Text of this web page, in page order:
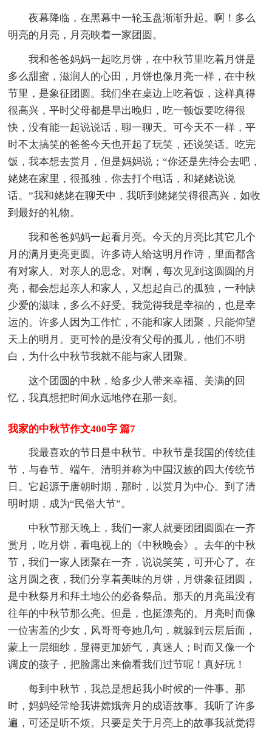
夜幕降临，在黑幕中一轮玉盘渐渐升起。啊！多么
明亮的月亮，月亮映着一家团圆。
我和爸爸妈妈一起吃月饼，在中秋节里吃着月饼是
多么甜蜜，滋润人的心田，月饼也像月亮一样，在中秋
节里，是象征团圆。我们坐在桌边上吃着饭，这样真得
很高兴，平时父母都是早出晚归，吃一顿饭要吃得很
快，没有能一起说说话，聊一聊天。可今天不一样，平
时不太搞笑的爸爸今天也开起了玩笑，还说笑话。吃完
饭，我本想去赏月，但是妈妈说；“你还是先待会去吧，
姥姥在家里，很孤独，你去打个电话，和姥姥说说
话。”我和姥姥在聊天中，我听到姥姥笑得很高兴，如收
到最好的礼物。
我和爸爸妈妈一起看月亮。今天的月亮比其它几个
月的满月更亮更圆。许多诗人给这明月作诗，里面都含
有对家人、对亲人的思念。对啊，每次见到这圆圆的月
亮，都会想起亲人和家人，又想起自己的孤独，一种缺
少爱的滋味，多么不好受。我觉得我是幸福的，也是幸
运的。许多人因为工作忙，不能和家人团聚，只能仰望
天上的明月。更可怜的是没有父母的孤儿，他们不明
白，为什么中秋节我就不能与家人团聚。
这个团圆的中秋，给多少人带来幸福、美满的回
忆，我真想把时间永远地停在那一刻。
我家的中秋节作文400字 篇7
我最喜欢的节日是中秋节。中秋节是我国的传统佳
节，与春节、端午、清明并称为中国汉族的四大传统节
日。它起源于唐朝时期，那时，以赏月为中心。到了清
明时期，成为“民俗大节”。
中秋节那天晚上，我们一家人就要团团圆圆在一齐
赏月，吃月饼，看电视上的《中秋晚会》。去年的中秋
节，我们一家人团聚在一齐，说说笑笑，可开心了。在
这月圆之夜，我们分享着美味的月饼，月饼象征团圆，
是中秋祭月和拜土地公的必备祭品。那天的月亮虽没有
往年的中秋节那么亮。但是，也挺漂亮的。月亮时而像
一位害羞的少女，风哥哥夸她几句，就躲到云层后面，
蒙上一层细纱，显得更加娇气，真迷人；时而又像一个
调皮的孩子，把脸露出来偷看我们过节呢！真好玩！
每到中秋节，我总是想起我小时候的一件事。那
时，妈妈经常给我讲嫦娥奔月的成语故事。我听了许多
遍，可还是听不烦。只要是关于月亮上的故事我就觉得